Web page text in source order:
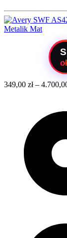
349,00 zł–